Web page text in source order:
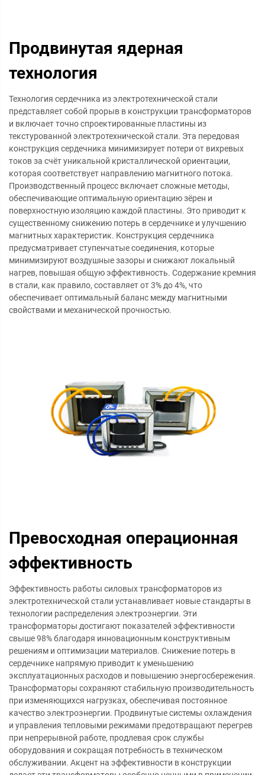
Продвинутая ядерная
технология
Технология сердечника из электротехнической стали
представляет собой прорыв в конструкции трансформаторов
и включает точно спроектированные пластины из
текстурованной электротехнической стали. Эта передовая
конструкция сердечника минимизирует потери от вихревых
токов за счёт уникальной кристаллической ориентации,
которая соответствует направлению магнитного потока.
Производственный процесс включает сложные методы,
обеспечивающие оптимальную ориентацию зёрен и
поверхностную изоляцию каждой пластины. Это приводит к
существенному снижению потерь в сердечнике и улучшению
магнитных характеристик. Конструкция сердечника
предусматривает ступенчатые соединения, которые
минимизируют воздушные зазоры и снижают локальный
нагрев, повышая общую эффективность. Содержание кремния
в стали, как правило, составляет от 3% до 4%, что
обеспечивает оптимальный баланс между магнитными
свойствами и механической прочностью.
Превосходная операционная
эффективность
Эффективность работы силовых трансформаторов из
электротехнической стали устанавливает новые стандарты в
технологии распределения электроэнергии. Эти
трансформаторы достигают показателей эффективности
свыше 98% благодаря инновационным конструктивным
решениям и оптимизации материалов. Снижение потерь в
сердечнике напрямую приводит к уменьшению
эксплуатационных расходов и повышению энергосбережения.
Трансформаторы сохраняют стабильную производительность
при изменяющихся нагрузках, обеспечивая постоянное
качество электроэнергии. Продвинутые системы охлаждения
и управления тепловыми режимами предотвращают перегрев
при непрерывной работе, продлевая срок службы
оборудования и сокращая потребность в техническом
обслуживании. Акцент на эффективности в конструкции